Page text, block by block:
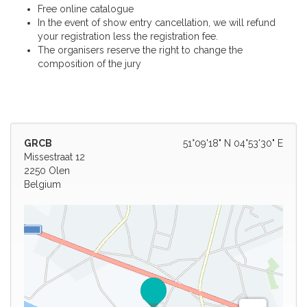
Free online catalogue
In the event of show entry cancellation, we will refund
your registration less the registration fee.
The organisers reserve the right to change the
composition of the jury
51°09'18" N 04°53'30" E
GRCB
Missestraat 12
2250 Olen
Belgium